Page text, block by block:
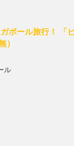
ポール旅行！ 「
）
ル